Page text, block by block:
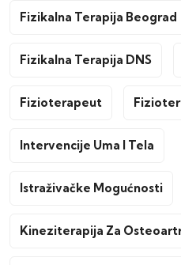
Fizikalna Terapija Beograd
Fizikalna Terapija DNS
Fizioterapeut
Intervencije Uma I Tela
Istraživačke Mogućnosti
Kineziterapija Za